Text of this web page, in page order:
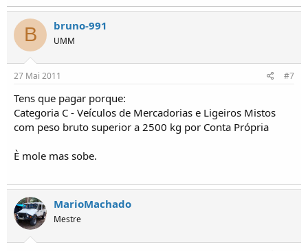
B bruno-991
UMM
27 Mai 2011 #7
Tens que pagar porque:
Categoria C - Veículos de Mercadorias e Ligeiros Mistos
com peso bruto superior a 2500 kg por Conta Própria
È mole mas sobe.
MarioMachado
Mestre